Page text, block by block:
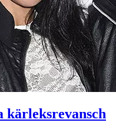
kärleksrevansch